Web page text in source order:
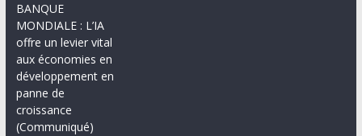
BANQUE
MONDIALE : L’IA
offre un levier vital
aux économies en
développement en
panne de
croissance
(Communiqué)